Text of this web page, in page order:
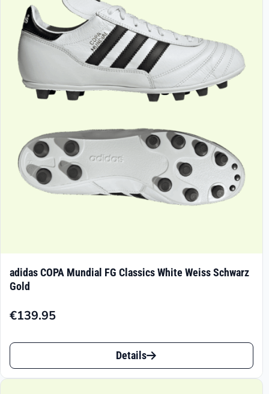
adidas COPA Mundial FG Classics White Weiss Schwarz
Gold
€139.95
Dieses
Produkt
Details